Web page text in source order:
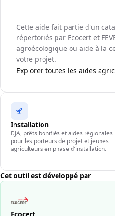
Cette aide fait partie d'un
répertoriés par Ecocert et
agroécologique ou aide à la
votre projet.
Explorer toutes les aides
Installation
DJA, prêts bonifiés et aides régionales
pour les porteurs de projet et jeunes
agriculteurs en phase d'installation.
Cet outil est développé par
Ecocert